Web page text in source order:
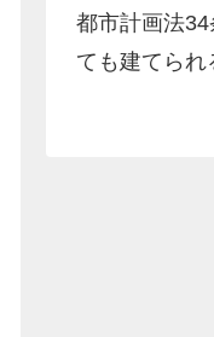
都市計画法
ても建てられ